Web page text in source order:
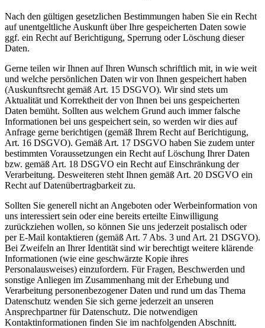
Nach den gültigen gesetzlichen Bestimmungen haben Sie ein Recht
auf unentgeltliche Auskunft über Ihre gespeicherten Daten sowie
ggf. ein Recht auf Berichtigung, Sperrung oder Löschung dieser
Daten.
Gerne teilen wir Ihnen auf Ihren Wunsch schriftlich mit, in wie weit
und welche persönlichen Daten wir von Ihnen gespeichert haben
(Auskunftsrecht gemäß Art. 15 DSGVO). Wir sind stets um
Aktualität und Korrektheit der von Ihnen bei uns gespeicherten
Daten bemüht. Sollten aus welchem Grund auch immer falsche
Informationen bei uns gespeichert sein, so werden wir dies auf
Anfrage gerne berichtigen (gemäß Ihrem Recht auf Berichtigung,
Art. 16 DSGVO). Gemäß Art. 17 DSGVO haben Sie zudem unter
bestimmten Voraussetzungen ein Recht auf Löschung Ihrer Daten
bzw. gemäß Art. 18 DSGVO ein Recht auf Einschränkung der
Verarbeitung. Desweiteren steht Ihnen gemäß Art. 20 DSGVO ein
Recht auf Datenübertragbarkeit zu.
Sollten Sie generell nicht an Angeboten oder Werbeinformation von
uns interessiert sein oder eine bereits erteilte Einwilligung
zurückziehen wollen, so können Sie uns jederzeit postalisch oder
per E-Mail kontaktieren (gemäß Art. 7 Abs. 3 und Art. 21 DSGVO).
Bei Zweifeln an Ihrer Identität sind wir berechtigt weitere klärende
Informationen (wie eine geschwärzte Kopie ihres
Personalausweises) einzufordern. Für Fragen, Beschwerden und
sonstige Anliegen im Zusammenhang mit der Erhebung und
Verarbeitung personenbezogener Daten und rund um das Thema
Datenschutz wenden Sie sich gerne jederzeit an unseren
Ansprechpartner für Datenschutz. Die notwendigen
Kontaktinformationen finden Sie im nachfolgenden Abschnitt.